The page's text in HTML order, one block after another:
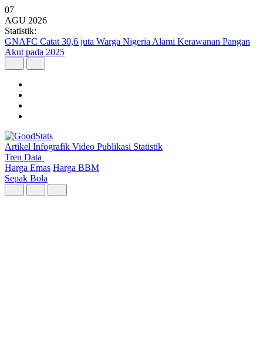
07
AGU 2026
Statistik:
Kunjungan Wisatawan Mancanegara Tembus 7 Juta per Semester I
2026
Artikel Infografik Video Publikasi Statistik
Tren Data
Harga Emas Harga BBM
Sepak Bola